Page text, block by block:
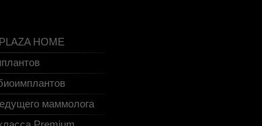
HOME
маммолога